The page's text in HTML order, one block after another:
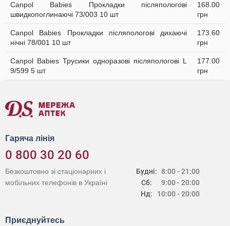
Canpol Babies Прокладки післяпологові
швидкопоглинаючі 73/003 10 шт
168.00
грн
Canpol Babies Прокладки післяпологові дихаючі
нічні 78/001 10 шт
173.60
грн
Canpol Babies Трусики одноразові післяпологові L
9/599 5 шт
177.00
грн
Гаряча лінія
0 800 30 20 60
Будні:
Сб:
Нд:
8:00 - 21:00
9:00 - 20:00
10:00 - 20:00
Безкоштовно зі стаціонарних і
мобільних телефонів в Україні
Приєднуйтесь